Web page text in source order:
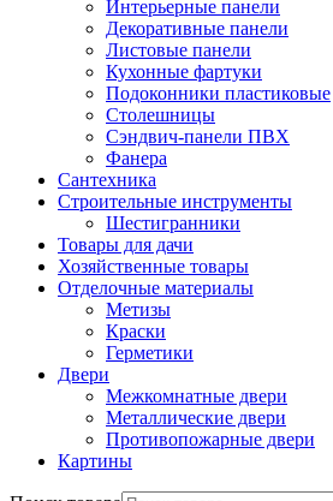
Интерьерные панели
Декоративные панели
Листовые панели
Кухонные фартуки
Подоконники пластиковые
Столешницы
Сэндвич-панели ПВХ
Фанера
Сантехника
Строительные инструменты
Шестигранники
Товары для дачи
Хозяйственные товары
Отделочные материалы
Метизы
Краски
Герметики
Двери
Межкомнатные двери
Металлические двери
Противопожарные двери
Картины